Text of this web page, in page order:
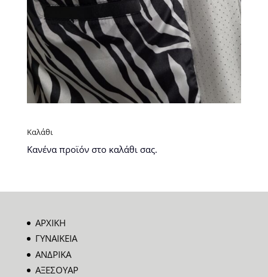
Καλάθι
Κανένα προϊόν στο καλάθι σας.
ΑΡΧΙΚΗ
ΓΥΝΑΙΚΕΙΑ
ΑΝΔΡΙΚΑ
ΑΞΕΣΟΥΑΡ